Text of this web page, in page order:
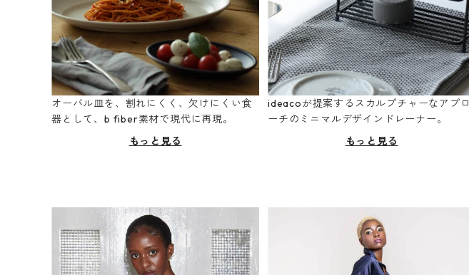
オーバル皿を、割れにくく、欠けにくい食
器として、b fiber素材で現代に再現。
もっと見る
ideacoが提案するスカルプチャーなアプロ
ーチのミニマルデザインドレーナー。
もっと見る